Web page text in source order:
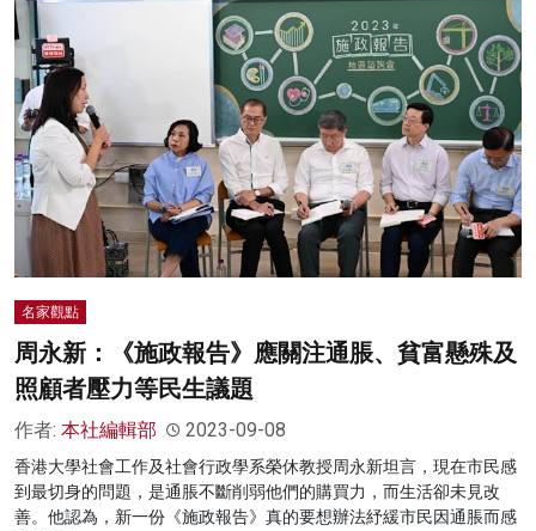
名家觀點
周永新：《施政報告》應關注通脹、貧富懸殊及
照顧者壓力等民生議題
作者: 本社編輯部 2023-09-08
香港大學社會工作及社會行政學系榮休教授周永新坦言，現在市民感
到最切身的問題，是通脹不斷削弱他們的購買力，而生活卻未見改
善。他認為，新一份《施政報告》真的要想辦法紓緩市民因通脹而感